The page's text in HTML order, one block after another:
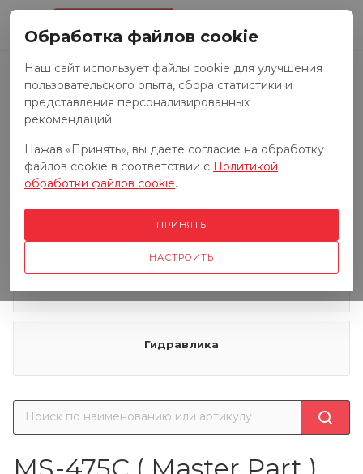
Запчасти к тракторам
Запчасти к грузовым автомобилям
Гидравлика
Обработка файлов cookie
Наш сайт использует файлы cookie для улучшения
пользовательского опыта, сбора статистики и
представления персонализированных
рекомендаций.
Нажав «Принять», вы даете согласие на обработку
файлов cookie в соответствии с Политикой
обработки файлов cookie.
НАСТРОИТЬ
ПРИНЯТЬ